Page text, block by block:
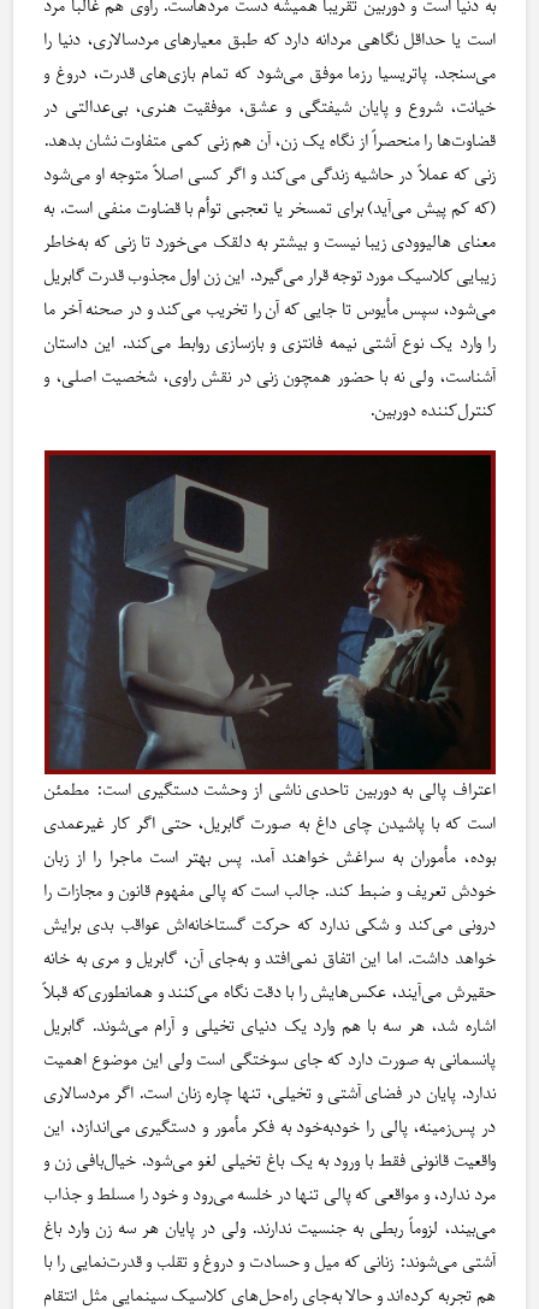
به دنیا است و دوربین تقریباً همیشه دست مردهاست. راوی هم غالباً مرد
است یا حداقل نگاهی مردانه دارد که طبق معیارهای مردسالاری، دنیا را
می‌سنجد. پاتریسیا رزما موفق می‌شود که تمام بازی‌های قدرت، دروغ و
خیانت، شروع و پایان شیفتگی و عشق، موفقیت هنری، بی‌عدالتی در
قضاوت‌ها را منحصراً از نگاه یک زن، آن هم زنی کمی متفاوت نشان بدهد.
زنی که عملاً در حاشیه زندگی می‌کند و اگر کسی اصلاً متوجه او می‌شود
(که کم پیش می‌آید) برای تمسخر یا تعجبی توأم با قضاوت منفی است. به
معنای هالیوودی زیبا نیست و بیشتر به دلقک می‌خورد تا زنی که به‌خاطر
زیبایی کلاسیک مورد توجه قرار می‌گیرد. این زن اول مجذوب قدرت گابریل
می‌شود، سپس مأیوس تا جایی که آن را تخریب می‌کند و در صحنه‌ آخر ما
را وارد یک نوع آشتی نیمه فانتزی و بازسازی روابط می‌کند. این داستان
آشناست، ولی نه با حضور همچون زنی در نقش راوی، شخصیت اصلی، و
کنترل‌کننده‌ دوربین.
اعتراف پالی به دوربین تاحدی ناشی از وحشت دستگیری است: مطمئن
است که با پاشیدن چای داغ به صورت گابریل، حتی اگر کار غیرعمدی
بوده، مأموران به سراغش خواهند آمد. پس بهتر است ماجرا را از زبان
خودش تعریف و ضبط کند. جالب است که پالی مفهوم قانون و مجازات را
درونی می‌کند و شکی ندارد که حرکت گستاخانه‌اش عواقب بدی برایش
خواهد داشت. اما این اتفاق نمی‌افتد و به‌جای آن، گابریل و مری به خانه‌‌
حقیرش می‌آیند، عکس‌هایش را با دقت نگاه می‌کنند و همانطوری‌که قبلاً
اشاره شد، هر سه با هم وارد یک دنیای تخیلی و آرام می‌شوند. گابریل
پانسمانی به صورت دارد که جای سوختگی است ولی این موضوع اهمیت
ندارد. پایان در فضای آشتی و تخیلی، تنها چاره‌ زنان است. اگر مردسالاری
در پس‌زمینه، پالی را خودبه‌خود به فکر مأمور و دستگیری می‌اندازد، این
واقعیت قانونی فقط با ورود به یک باغ تخیلی لغو می‌شود. خیال‌بافی زن و
مرد ندارد، و مواقعی که پالی تنها در خلسه می‌رود و خود را مسلط و جذاب
می‌بیند، لزوماً ربطی به جنسیت ندارند. ولی در پایان هر سه زن وارد باغ
آشتی می‌شوند: زنانی که میل و حسادت و دروغ و تقلب و قدرت‌نمایی را با
هم تجربه کرده‌اند و حالا به‌جای راه‌حل‌های کلاسیک سینمایی مثل انتقام